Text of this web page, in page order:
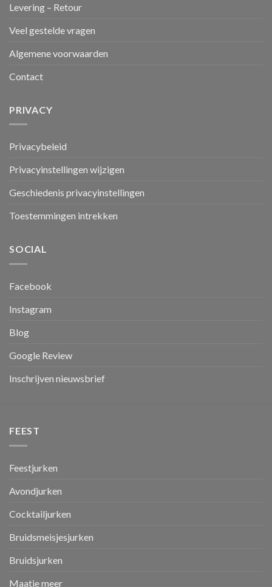
Levering – Retour
Veel gestelde vragen
Algemene voorwaarden
Contact
PRIVACY
Privacybeleid
Privacyinstellingen wijzigen
Geschiedenis privacyinstellingen
Toestemmingen intrekken
SOCIAL
Facebook
Instagram
Blog
Google Review
Inschrijven nieuwsbrief
FEEST
Feestjurken
Avondjurken
Cocktailjurken
Bruidsmeisjesjurken
Bruidsjurken
Maatje meer